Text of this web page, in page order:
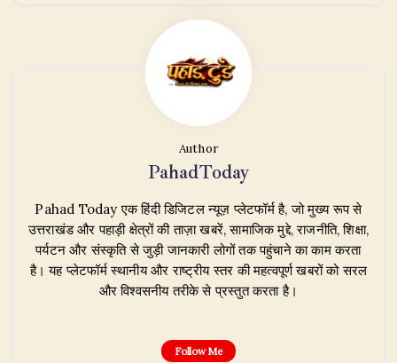
Author
PahadToday
Pahad Today एक हिंदी डिजिटल न्यूज़ प्लेटफॉर्म है, जो मुख्य रूप से
उत्तराखंड और पहाड़ी क्षेत्रों की ताज़ा खबरें, सामाजिक मुद्दे, राजनीति, शिक्षा,
पर्यटन और संस्कृति से जुड़ी जानकारी लोगों तक पहुंचाने का काम करता
है। यह प्लेटफॉर्म स्थानीय और राष्ट्रीय स्तर की महत्वपूर्ण खबरों को सरल
और विश्वसनीय तरीके से प्रस्तुत करता है।
Follow Me